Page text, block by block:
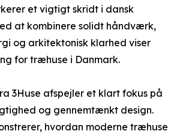
et vigtigt skridt i dansk
at kombinere solidt håndværk,
og arkitektonisk klarhed viser
for træhuse i Danmark.
3Huse afspejler et klart fokus på
og gennemtænkt design.
hvordan moderne træhuse